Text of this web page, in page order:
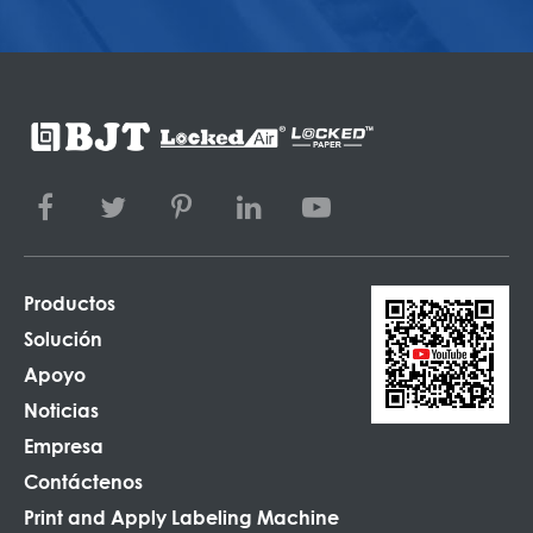
Productos
Solución
Apoyo
Noticias
Empresa
Contáctenos
Print and Apply Labeling Machine